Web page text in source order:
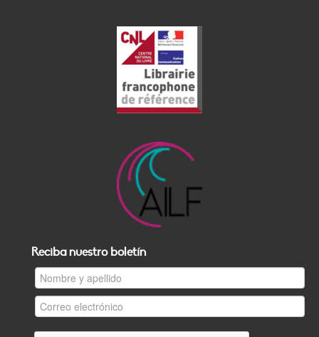
Reciba nuestro boletín